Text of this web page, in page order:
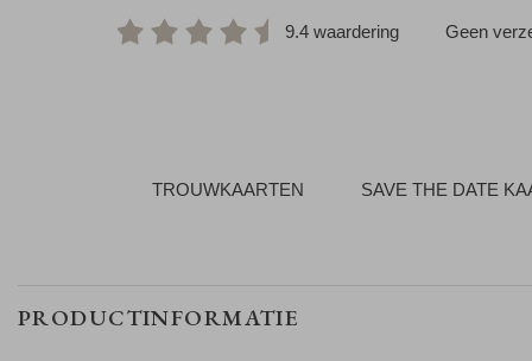
9.4 waardering Geen
TROUWKAARTEN SAVE THE DATE
PRODUCTINFORMATIE